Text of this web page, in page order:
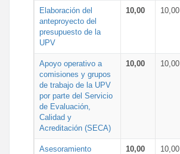
Elaboración del
anteproyecto del
presupuesto de la
UPV
10,00 10,00
Apoyo operativo a
comisiones y grupos
de trabajo de la UPV
por parte del Servicio
de Evaluación,
Calidad y
Acreditación (SECA)
10,00 10,00
Asesoramiento
10,00 10,00